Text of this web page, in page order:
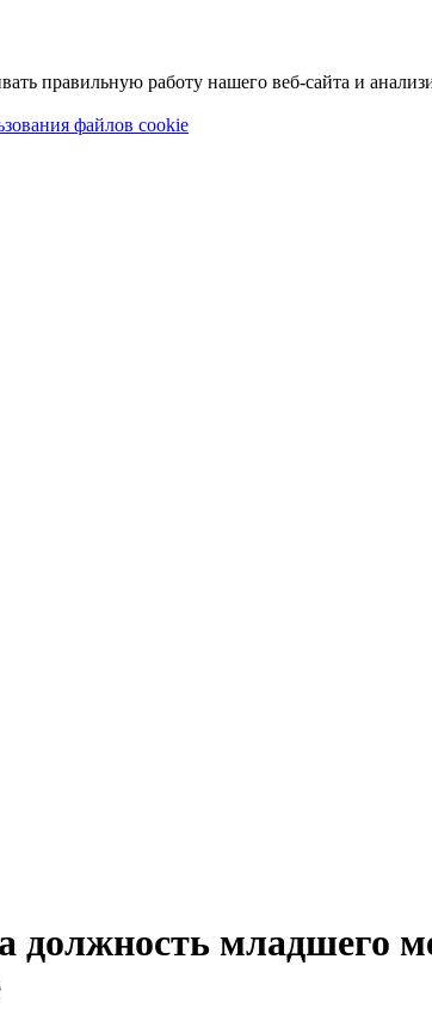
правильную работу нашего веб-сайта и
файлов cookie
должность младшего